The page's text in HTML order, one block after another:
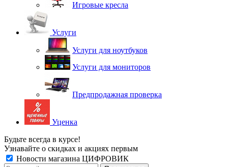
Игровые кресла
Услуги
Услуги для ноутбуков
Услуги для мониторов
Предпродажная проверка
Уценка
Будьте всегда в курсе!
Узнавайте о скидках и акциях первым
Новости магазина ЦИФРОВИК